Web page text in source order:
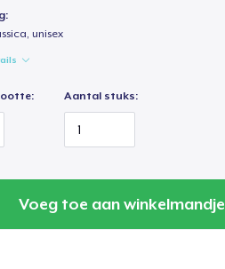
unisex
Aantal stuks:
Voeg toe aan winkelmandje